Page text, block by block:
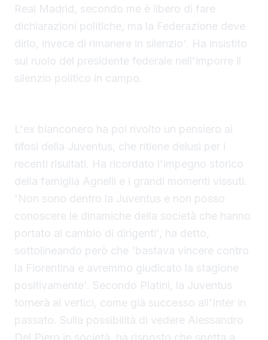
Real Madrid, secondo me è libero di fare
dichiarazioni politiche, ma la Federazione deve
dirlo, invece di rimanere in silenzio'. Ha insistito
sul ruolo del presidente federale nell'imporre il
silenzio politico in campo.
L'ex bianconero ha poi rivolto un pensiero ai
tifosi della Juventus, che ritiene delusi per i
recenti risultati. Ha ricordato l'impegno storico
della famiglia Agnelli e i grandi momenti vissuti.
'Non sono dentro la Juventus e non posso
conoscere le dinamiche della società che hanno
portato al cambio di dirigenti', ha detto,
sottolineando però che 'bastava vincere contro
la Fiorentina e avremmo giudicato la stagione
positivamente'. Secondo Platini, la Juventus
tornerà ai vertici, come già successo all'Inter in
passato. Sulla possibilità di vedere Alessandro
Del Piero in società, ha risposto che spetta a